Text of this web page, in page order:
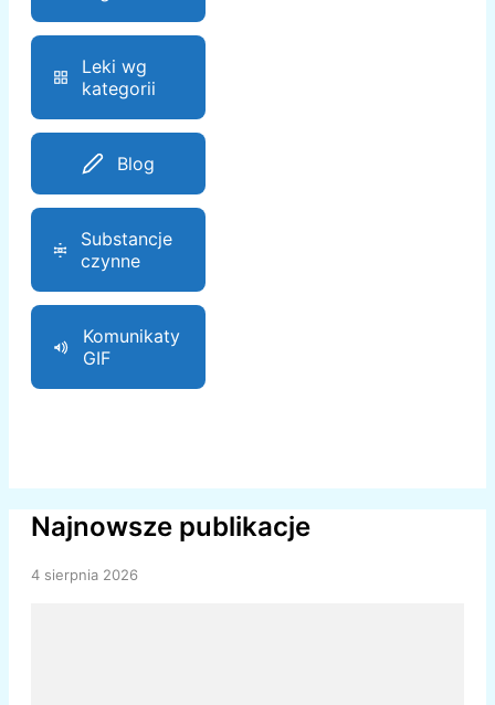
Leki wg
kategorii
Blog
Substancje
czynne
Komunikaty
GIF
Najnowsze publikacje
4 sierpnia 2026